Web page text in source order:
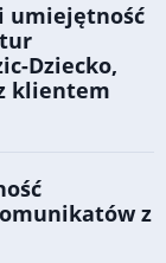
umiejętność
Dziecko,
klientem
z